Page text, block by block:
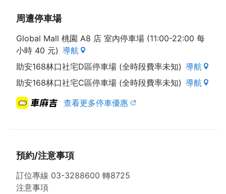
周遭停車場
Global Mall 桃園 A8 店 室內停車場 (11:00-22:00 每
小時 40 元) 導航
助安168林口社宅D區停車場 (全時段費率未知) 導航
助安168林口社宅C區停車場 (全時段費率未知) 導航
查看更多停車優惠
預約/注意事項
訂位專線 03-3288600 轉8725
注意事項